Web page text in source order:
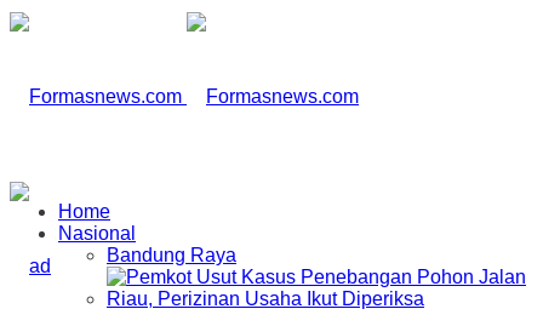
Home
Nasional
Bandung Raya